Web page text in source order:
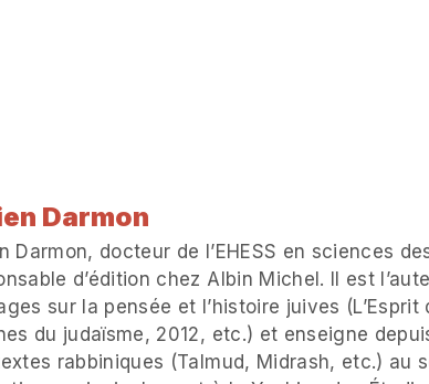
Darmon
Darmon, docteur de l’EHESS en sciences
d’édition chez Albin Michel. Il est
sur la pensée et l’histoire juives
du judaïsme, 2012, etc.) et enseigne
rabbiniques (Talmud, Midrash, etc.) au